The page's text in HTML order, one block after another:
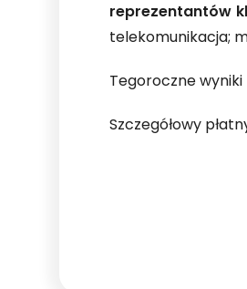
reprezentantów
telekomunikacja;
Tegoroczne
Szczegółowy